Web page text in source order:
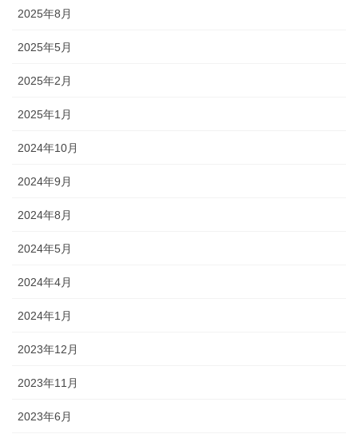
2025年8月
2025年5月
2025年2月
2025年1月
2024年10月
2024年9月
2024年8月
2024年5月
2024年4月
2024年1月
2023年12月
2023年11月
2023年6月